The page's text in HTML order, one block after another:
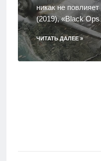
никак не
(2019), «Black
ЧИТАТЬ ДАЛЕЕ »